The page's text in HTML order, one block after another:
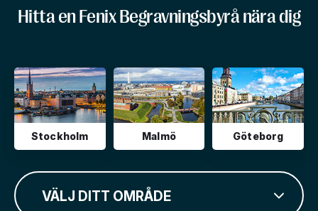
Hitta en Fenix Begravningsbyrå nära dig
Stockholm Malmö Göteborg
VÄLJ DITT OMRÅDE